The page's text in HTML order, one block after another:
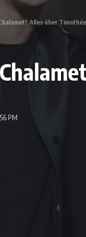
Alles über
PM